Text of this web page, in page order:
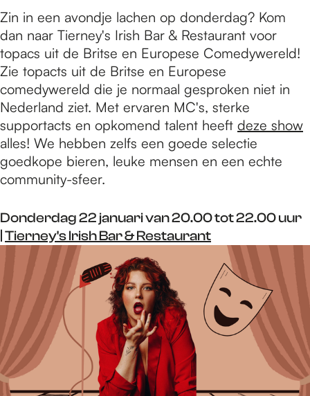
a
g
e
Zin in een avondje lachen op donderdag? Kom
dan naar Tierney's Irish Bar & Restaurant voor
topacs uit de Britse en Europese Comedywereld!
Zie topacts uit de Britse en Europese
comedywereld die je normaal gesproken niet in
Nederland ziet. Met ervaren MC's, sterke
supportacts en opkomend talent heeft deze show
alles! We hebben zelfs een goede selectie
goedkope bieren, leuke mensen en een echte
community-sfeer.
Donderdag 22 januari van 20.00 tot 22.00 uur
Tierney's Irish Bar & Restaurant